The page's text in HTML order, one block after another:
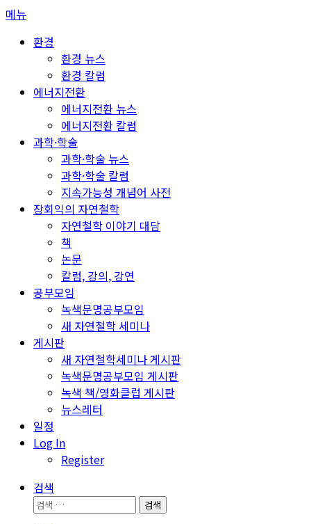
콘
메뉴
환경
환경 뉴스
환경 칼럼
에너지전환
에너지전환 뉴스
에너지전환 칼럼
과학·학술
과학·학술 뉴스
과학·학술 칼럼
지속가능성 개념어 사전
장회익의 자연철학
자연철학 이야기 대담
책
논문
칼럼, 강의, 강연
공부모임
녹색문명공부모임
새 자연철학 세미나
게시판
새 자연철학세미나 게시판
녹색문명공부모임 게시판
녹색 책/영화클럽 게시판
뉴스레터
일정
Log In
Register
검색
검